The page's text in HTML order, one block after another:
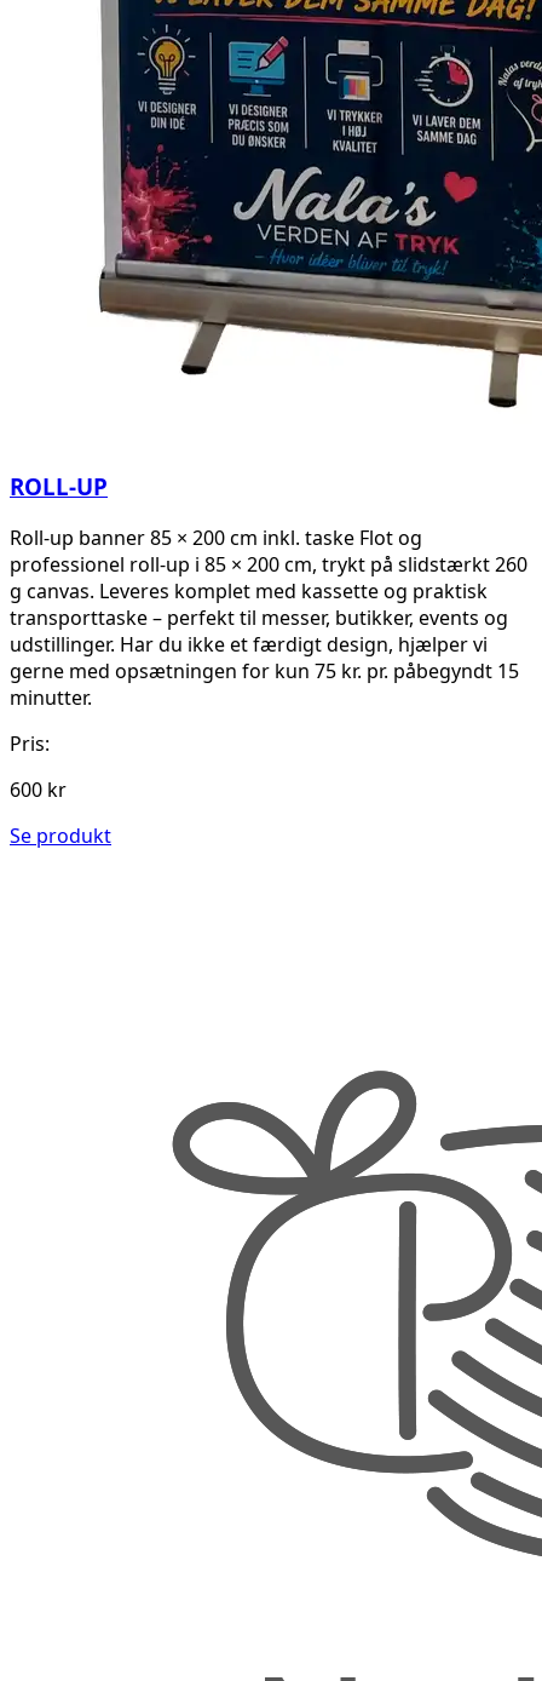
ROLL-UP
Roll-up banner 85 × 200 cm inkl. taske Flot og
professionel roll-up i 85 × 200 cm, trykt på slidstærkt 260
g canvas. Leveres komplet med kassette og praktisk
transporttaske – perfekt til messer, butikker, events og
udstillinger. Har du ikke et færdigt design, hjælper vi
gerne med opsætningen for kun 75 kr. pr. påbegyndt 15
minutter.
Pris:
600 kr
Se produkt